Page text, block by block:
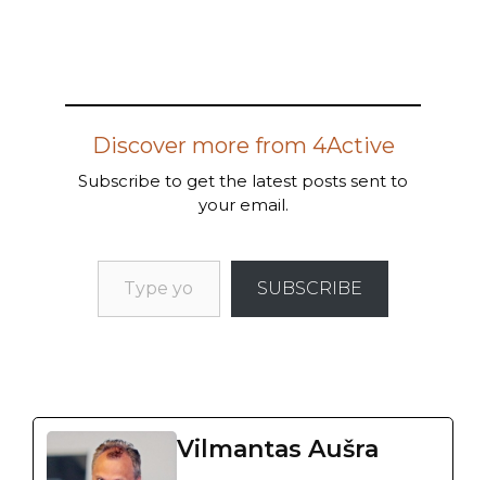
Discover more from 4Active
Subscribe to get the latest posts sent to
your email.
SUBSCRIBE
Vilmantas Aušra